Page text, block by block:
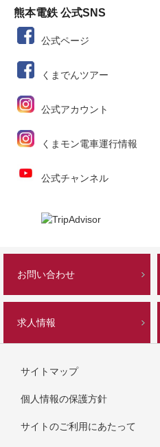
熊本電鉄 公式SNS
公式ページ
くまでんツアー
公式アカウント
くまモン電車運行情報
公式チャンネル
お問い合わせ
求人情報
サイトマップ
個人情報の保護方針
サイトのご利用にあたって